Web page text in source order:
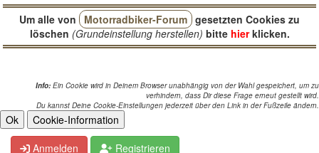
Um alle von Motorradbiker-Forum gesetzten Cookies zu
löschen (Grundeinstellung herstellen) bitte hierklicken.
Info: Ein Cookie wird in Deinem Browser unabhängig von der Wahl gespeichert, um zu
verhindern, dass Dir diese Frage erneut gestellt wird.
Du kannst Deine Cookie-Einstellungen jederzeit über den Link in der Fußzeile ändern.
Aktuell ist Samstag, der 08. August 2026 - 01:43:09 Uhr